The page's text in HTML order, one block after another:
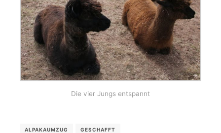
Die vier Jungs entspannt
ALPAKAUMZUG GESCHAFFT